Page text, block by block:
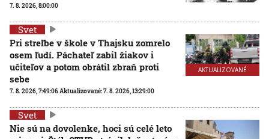
7. 8. 2026, 8:00:00
AKTUALIZOVANÉ
Svet
Pri streľbe v škole v Thajsku zomrelo
osem ľudí. Páchateľ zabil žiakov i
učiteľov a potom obrátil zbraň proti
sebe
7. 8. 2026, 7:49:06 Aktualizované:7. 8. 2026, 13:29:00
Svet
Nie sú na dovolenke, hoci sú celé leto